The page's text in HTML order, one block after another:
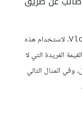
. لاستخدام هذه
الفريدة التي لا
المثال التالي